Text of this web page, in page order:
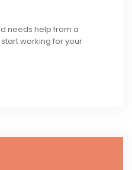
needs help from a
working for your